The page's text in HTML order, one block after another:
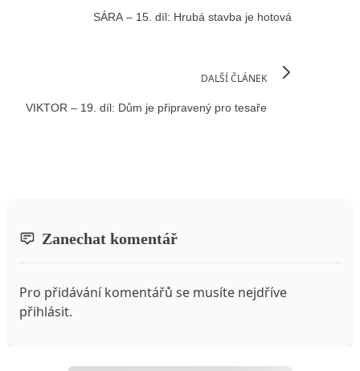
SÁRA – 15. díl: Hrubá stavba je hotová
DALŠÍ ČLÁNEK
VIKTOR – 19. díl: Dům je připravený pro tesaře
Zanechat komentář
Pro přidávání komentářů se musíte nejdříve
přihlásit.